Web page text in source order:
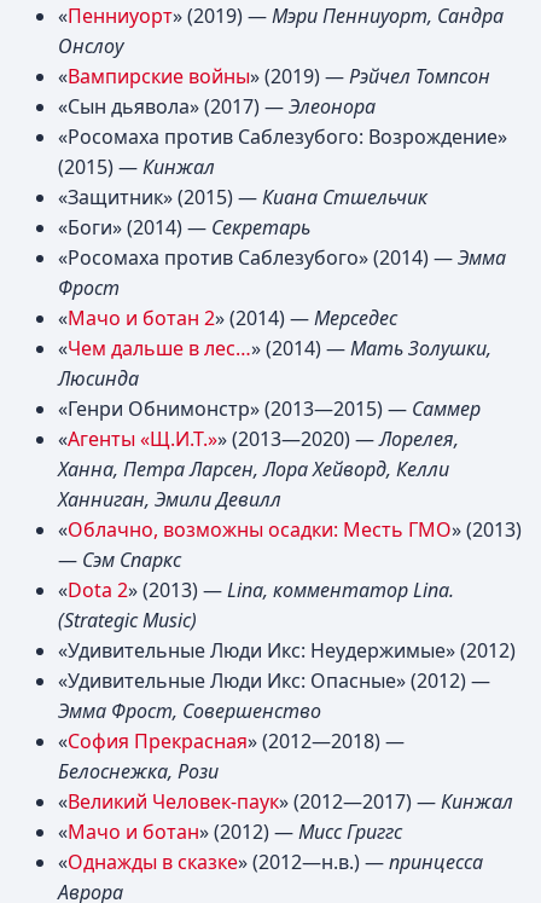
«Пенниуорт» (2019) —Мэри Пенниуорт, Сандра
Онслоу
«Вампирские войны» (2019) —Рэйчел Томпсон
«Сын дьявола» (2017) —Элеонора
«Росомаха против Саблезубого: Возрождение»
(2015) —Кинжал
«Защитник» (2015) —Киана Стшельчик
«Боги» (2014) — Секретарь
«Росомаха против Саблезубого» (2014) —Эмма
Фрост
«Мачо и ботан 2» (2014) —Мерседес
«Чем дальше в лес…» (2014) —Мать Золушки,
Люсинда
«Генри Обнимонстр» (2013—2015) — Саммер
«Агенты «Щ.И.Т.»» (2013—2020) —Лорелея,
Ханна, Петра Ларсен, Лора Хейворд, Келли
Ханниган, Эмили Девилл
«Облачно, возможны осадки: Месть ГМО» (2013)
— Сэм Спаркс
«Dota 2» (2013) —Lina, комментатор Lina.
(Strategic Music)
«Удивительные Люди Икс: Неудержимые» (2012)
«Удивительные Люди Икс: Опасные» (2012) —
Эмма Фрост, Совершенство
«София Прекрасная» (2012—2018) —
Белоснежка, Рози
«Великий Человек-паук» (2012—2017) —Кинжал
«Мачо и ботан» (2012) —Мисс Григгс
«Однажды в сказке» (2012—н.в.) —принцесса
Аврора